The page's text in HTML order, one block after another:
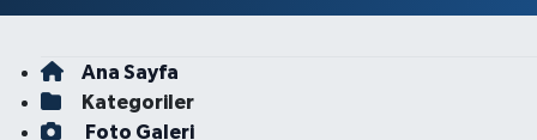
Ana Sayfa
Kategoriler
Foto Galeri